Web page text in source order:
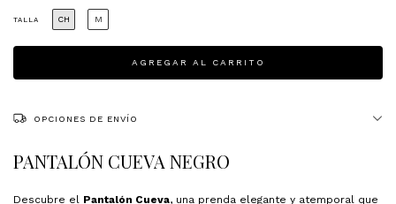
TALLA CH M
OPCIONES DE ENVÍO
PANTALÓN CUEVA NEGRO
Descubre el Pantalón Cueva, una prenda elegante y atemporal que